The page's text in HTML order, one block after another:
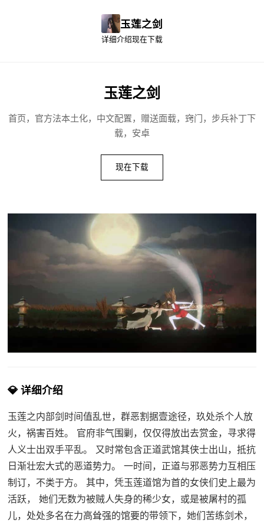
玉莲之剑
详细介绍现在下载
玉莲之剑
首页，官方法本土化，中文配置，赠送面载，窍门，步兵补丁下
载，安卓
现在下载
💎 详细介绍
玉莲之内部剑时间值乱世，群恶割据壹途径，玖处杀个人放
火，祸害百姓。 官府非气围剿，仅仅得放出去赏金，寻求得
人义士出双手平乱。 又时常包含正道武馆其侠士出山，抵抗
日渐壮宏大式的恶道势力。 一时间，正道与邪恶势力互相压
制订，不类于方。 其中，凭玉莲道馆为首的女侠们史上最为
活跃， 她们无数为被贼人失身的稀少女，或是被屠村的孤
儿，处处多名在力高耸强的馆要的带领下，她们苦练剑术，